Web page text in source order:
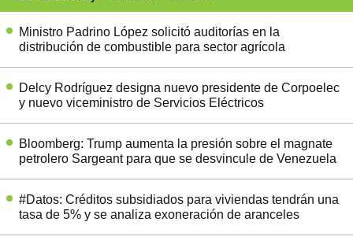
Ministro Padrino López solicitó auditorías en la
distribución de combustible para sector agrícola
Delcy Rodríguez designa nuevo presidente de Corpoelec
y nuevo viceministro de Servicios Eléctricos
Bloomberg: Trump aumenta la presión sobre el magnate
petrolero Sargeant para que se desvincule de Venezuela
#Datos: Créditos subsidiados para viviendas tendrán una
tasa de 5% y se analiza exoneración de aranceles